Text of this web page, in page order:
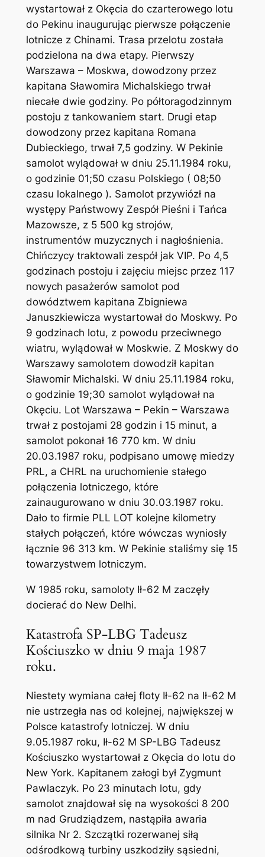
wystartował z Okęcia do czarterowego lotu
do Pekinu inaugurując pierwsze połączenie
lotnicze z Chinami. Trasa przelotu została
podzielona na dwa etapy. Pierwszy
Warszawa – Moskwa, dowodzony przez
kapitana Sławomira Michalskiego trwał
niecałe dwie godziny. Po półtoragodzinnym
postoju z tankowaniem start. Drugi etap
dowodzony przez kapitana Romana
Dubieckiego, trwał 7,5 godziny. W Pekinie
samolot wylądował w dniu 25.11.1984 roku,
o godzinie 01;50 czasu Polskiego ( 08;50
czasu lokalnego ). Samolot przywiózł na
występy Państwowy Zespół Pieśni i Tańca
Mazowsze, z 5 500 kg strojów,
instrumentów muzycznych i nagłośnienia.
Chińczycy traktowali zespół jak VIP. Po 4,5
godzinach postoju i zajęciu miejsc przez 117
nowych pasażerów samolot pod
dowództwem kapitana Zbigniewa
Januszkiewicza wystartował do Moskwy. Po
9 godzinach lotu, z powodu przeciwnego
wiatru, wylądował w Moskwie. Z Moskwy do
Warszawy samolotem dowodził kapitan
Sławomir Michalski. W dniu 25.11.1984 roku,
o godzinie 19;30 samolot wylądował na
Okęciu. Lot Warszawa – Pekin – Warszawa
trwał z postojami 28 godzin i 15 minut, a
samolot pokonał 16 770 km. W dniu
20.03.1987 roku, podpisano umowę miedzy
PRL, a CHRL na uruchomienie stałego
połączenia lotniczego, które
zainaugurowano w dniu 30.03.1987 roku.
Dało to firmie PLL LOT kolejne kilometry
stałych połączeń, które wówczas wyniosły
łącznie 96 313 km. W Pekinie staliśmy się 15
towarzystwem lotniczym.
W 1985 roku, samoloty Ił-62 M zaczęły
docierać do New Delhi.
Katastrofa SP-LBG Tadeusz
Kościuszko w dniu 9 maja 1987
roku.
Niestety wymiana całej floty Ił-62 na Ił-62 M
nie ustrzegła nas od kolejnej, największej w
Polsce katastrofy lotniczej. W dniu
9.05.1987 roku, Ił-62 M SP-LBG Tadeusz
Kościuszko wystartował z Okęcia do lotu do
New York. Kapitanem załogi był Zygmunt
Pawlaczyk. Po 23 minutach lotu, gdy
samolot znajdował się na wysokości 8 200
m nad Grudziądzem, nastąpiła awaria
silnika Nr 2. Szczątki rozerwanej siłą
odśrodkową turbiny uszkodziły sąsiedni,